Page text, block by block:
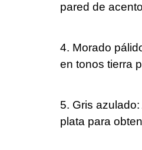
pared de
4. Morado
en tonos tierra
5. Gris
plata para